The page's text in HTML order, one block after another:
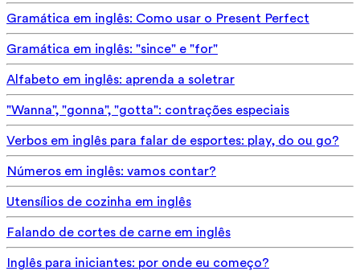
Gramática em inglês: Como usar o Present Perfect
Gramática em inglês: "since" e "for"
Alfabeto em inglês: aprenda a soletrar
"Wanna", "gonna", "gotta": contrações especiais
Verbos em inglês para falar de esportes: play, do ou go?
Números em inglês: vamos contar?
Utensílios de cozinha em inglês
Falando de cortes de carne em inglês
Inglês para iniciantes: por onde eu começo?